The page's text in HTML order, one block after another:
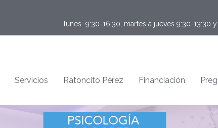
lunes  9:30-16:30, martes a jueves 9:30-13:30
Servicios Ratoncito Pérez Financiación